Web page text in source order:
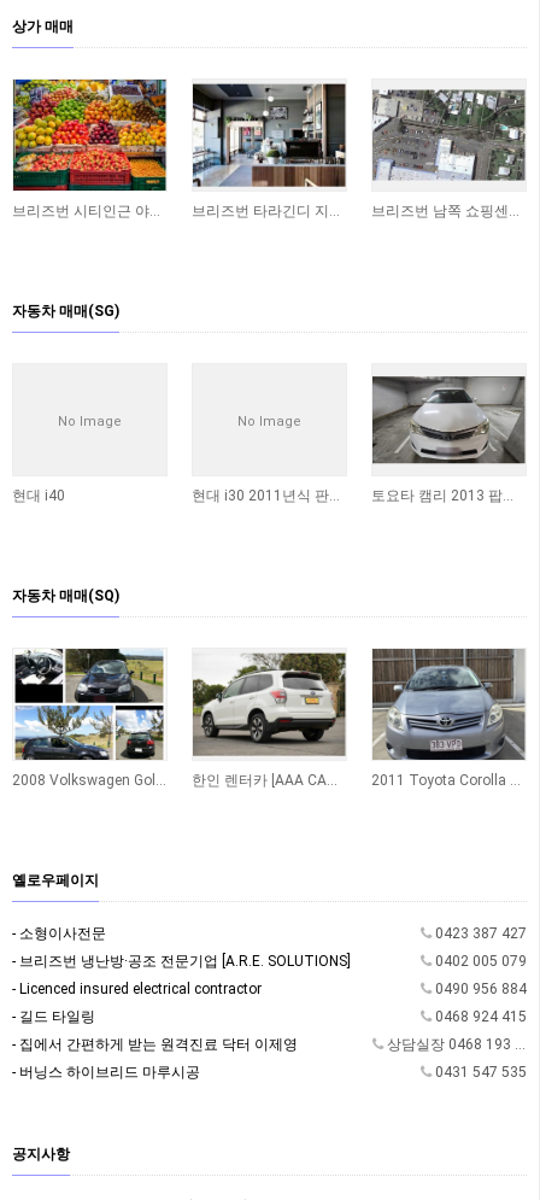
상가 매매
브리즈번 시티인근 야채가게 상가 매매합니다 브리즈번 타라긴디 지역 독립 상가 매매 (250sqm) 브리즈번 남쪽 쇼핑센터에 위치한 상가 매매합니다 ​
자동차 매매(SG)
No Image
현대 i40
No Image
현대 i30 2011년식 판매합니다 토요타 캠리 2013 팝니다 (판매완료)
자동차 매매(SQ)
2008 Volkswagen Golf TDI Automatic 한인 렌터카 [AAA CAR RENTAL] 2011 Toyota Corolla Hatchback 팝니다
옐로우페이지
- 소형이사전문
0423 387 427
- 브리즈번 냉난방·공조 전문기업 [A.R.E. SOLUTIONS]
0402 005 079
- Licenced insured electrical contractor
0490 956 884
- 길드 타일링
0468 924 415
- 집에서 간편하게 받는 원격진료 닥터 이제영
상담실장 0468 193 362
- 버닝스 하이브리드 마루시공
0431 547 535
공지사항